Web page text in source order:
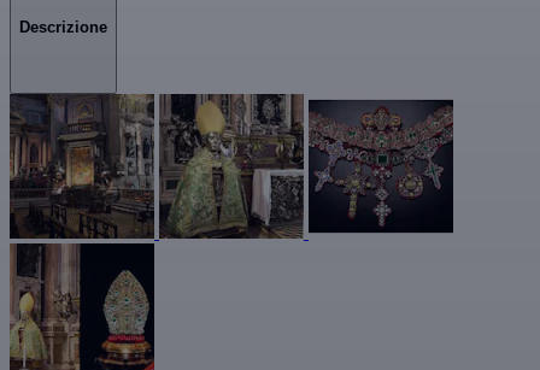
Descrizione